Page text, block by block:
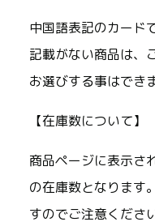
中国語表記のカード
記載がない商品は、
お選びする事はでき
【在庫数について】
商品ページに表示さ
の在庫数となります
すのでご注意くださ